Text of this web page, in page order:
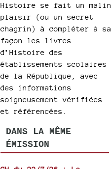
Histoire se fait un malin
plaisir (ou un secret
chagrin) à compléter à sa
façon les livres
d’Histoire des
établissements scolaires
de la République, avec
des informations
soigneusement vérifiées
et référencées.
DANS LA MÊME
ÉMISSION